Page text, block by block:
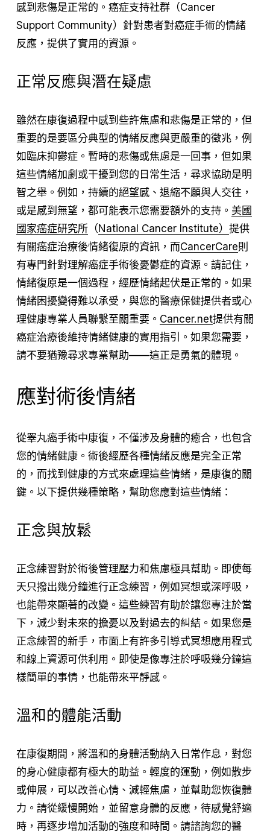
感到悲傷是正常的。癌症支持社群（Cancer
Support Community）針對患者對癌症手術的情緒
反應，提供了實用的資源。
正常反應與潛在疑慮
雖然在康復過程中感到些許焦慮和悲傷是正常的，但
重要的是要區分典型的情緒反應與更嚴重的徵兆，例
如臨床抑鬱症。暫時的悲傷或焦慮是一回事，但如果
這些情緒加劇或干擾到您的日常生活，尋求協助是明
智之舉。例如，持續的絕望感、退縮不願與人交往，
或是感到無望，都可能表示您需要額外的支持。 美國
國家癌症研究所（National Cancer Institute） 提供
有關癌症治療後情緒復原的資訊，而CancerCare則
有專門針對理解癌症手術後憂鬱症的資源。請記住，
情緒復原是一個過程，經歷情緒起伏是正常的。如果
情緒困擾變得難以承受，與您的醫療保健提供者或心
理健康專業人員聯繫至關重要。 Cancer.net提供有關
癌症治療後維持情緒健康的實用指引。如果您需要，
請不要猶豫尋求專業幫助——這正是勇氣的體現。
應對術後情緒
從睪丸癌手術中康復，不僅涉及身體的癒合，也包含
您的情緒健康。術後經歷各種情緒反應是完全正常
的，而找到健康的方式來處理這些情緒，是康復的關
鍵。以下提供幾種策略，幫助您應對這些情緒：
正念與放鬆
正念練習對於術後管理壓力和焦慮極具幫助。即使每
天只撥出幾分鐘進行正念練習，例如冥想或深呼吸，
也能帶來顯著的改變。這些練習有助於讓您專注於當
下，減少對未來的擔憂以及對過去的糾結。如果您是
正念練習的新手，市面上有許多引導式冥想應用程式
和線上資源可供利用。即使是像專注於呼吸幾分鐘這
樣簡單的事情，也能帶來平靜感。
溫和的體能活動
在康復期間，將溫和的身體活動納入日常作息，對您
的身心健康都有極大的助益。輕度的運動，例如散步
或伸展，可以改善心情、減輕焦慮，並幫助您恢復體
力。請從緩慢開始，並留意身體的反應，待感覺舒適
時，再逐步增加活動的強度和時間。請諮詢您的醫